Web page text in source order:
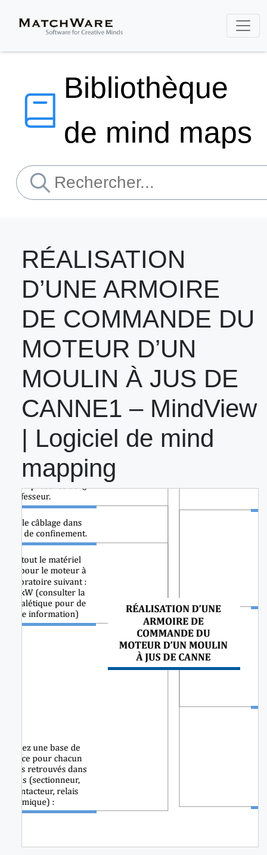
Bibliothèque
de mind maps
RÉALISATION
D’UNE ARMOIRE
DE COMMANDE DU
MOTEUR D’UN
MOULIN À JUS DE
CANNE1 – MindView
| Logiciel de mind
mapping